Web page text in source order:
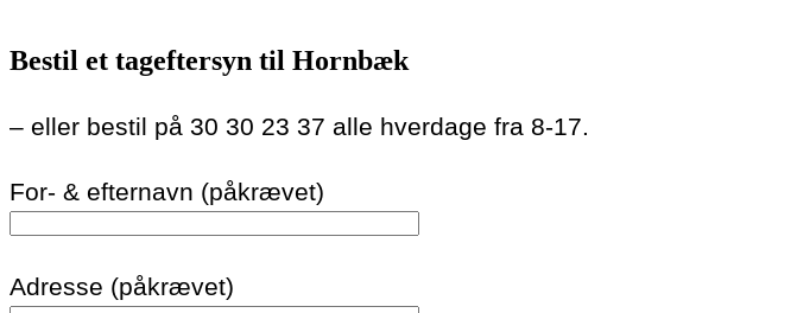
Bestil et tageftersyn til Hornbæk
– eller bestil på 30 30 23 37 alle hverdage fra 8-17.
For- & efternavn (påkrævet)
Adresse (påkrævet)